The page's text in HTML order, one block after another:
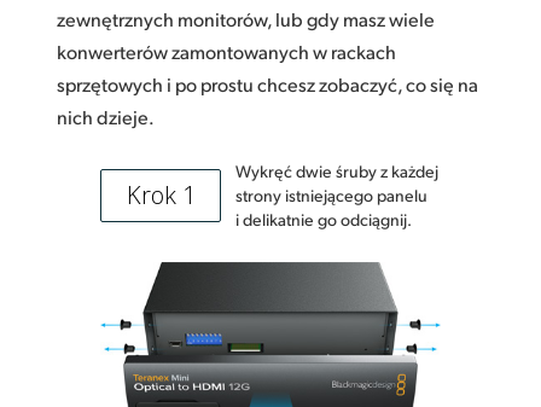
zewnętrznych monitorów, lub gdy masz wiele
konwerterów zamontowanych w rackach
sprzętowych i po prostu chcesz zobaczyć, co się na
nich dzieje.
Krok 1
Wykręć dwie śruby z każdej
strony istniejącego panelu
i delikatnie go odciągnij.